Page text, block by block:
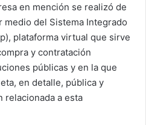
en mención se realizó de
medio del Sistema Integrado
plataforma virtual que sirve
y contratación
públicas y en la que
en detalle, pública y
relacionada a esta